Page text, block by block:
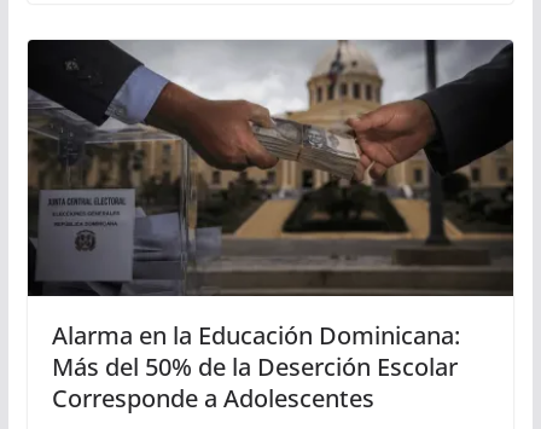
Alarma en la Educación Dominicana:
Más del 50% de la Deserción Escolar
Corresponde a Adolescentes